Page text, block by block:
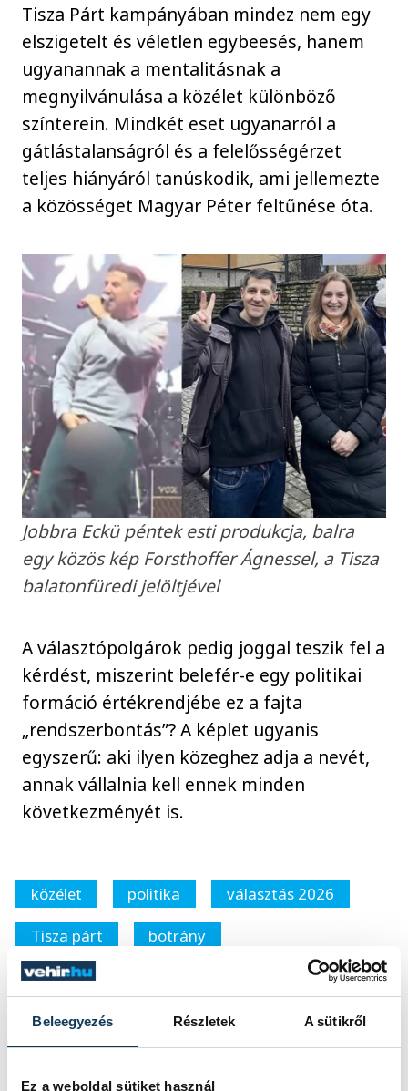
Beleegyezés Részletek A sütikről
Ez a weboldal sütiket használ
Tisza Párt kampányában mindez nem egy
elszigetelt és véletlen egybeesés, hanem
ugyanannak a mentalitásnak a
megnyilvánulása a közélet különböző
színterein. Mindkét eset ugyanarról a
gátlástalanságról és a felelősségérzet
teljes hiányáról tanúskodik, ami jellemezte
a közösséget Magyar Péter feltűnése óta.
Jobbra Eckü péntek esti produkcja, balra
egy közös kép Forsthoffer Ágnessel, a Tisza
balatonfüredi jelöltjével
A választópolgárok pedig joggal teszik fel a
kérdést, miszerint belefér-e egy politikai
formáció értékrendjébe ez a fajta
„rendszerbontás”? A képlet ugyanis
egyszerű: aki ilyen közeghez adja a nevét,
annak vállalnia kell ennek minden
következményét is.
közélet politika
választás 2026
Tisza párt
botrány
Forsthoffer Ágnes